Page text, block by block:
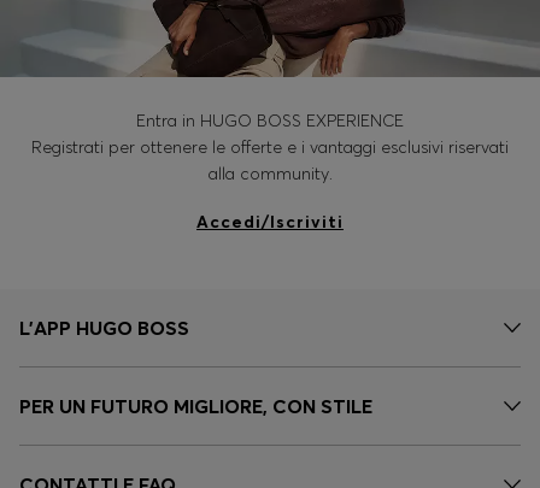
Entra in HUGO BOSS EXPERIENCE
Registrati per ottenere le offerte e i vantaggi esclusivi riservati
alla community.
Accedi/Iscriviti
L'APP HUGO BOSS
PER UN FUTURO MIGLIORE, CON STILE